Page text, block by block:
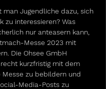
man Jugendliche dazu, sich
zu interessieren? Was
nur anteasern kann,
Messe 2023 mit
Die Ohsee GmbH
kurzfristig mit dem
Messe zu bebildern und
Media-Posts zu